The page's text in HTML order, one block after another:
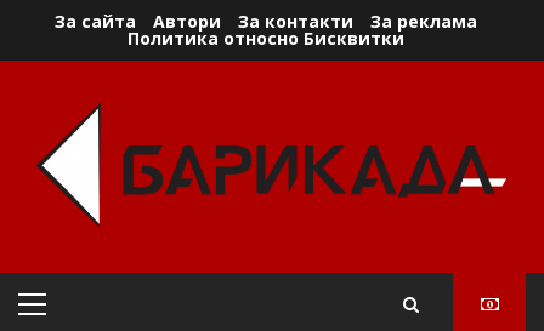
За сайта Автори За контакти За реклама
Политика относно Бисквитки
Primary